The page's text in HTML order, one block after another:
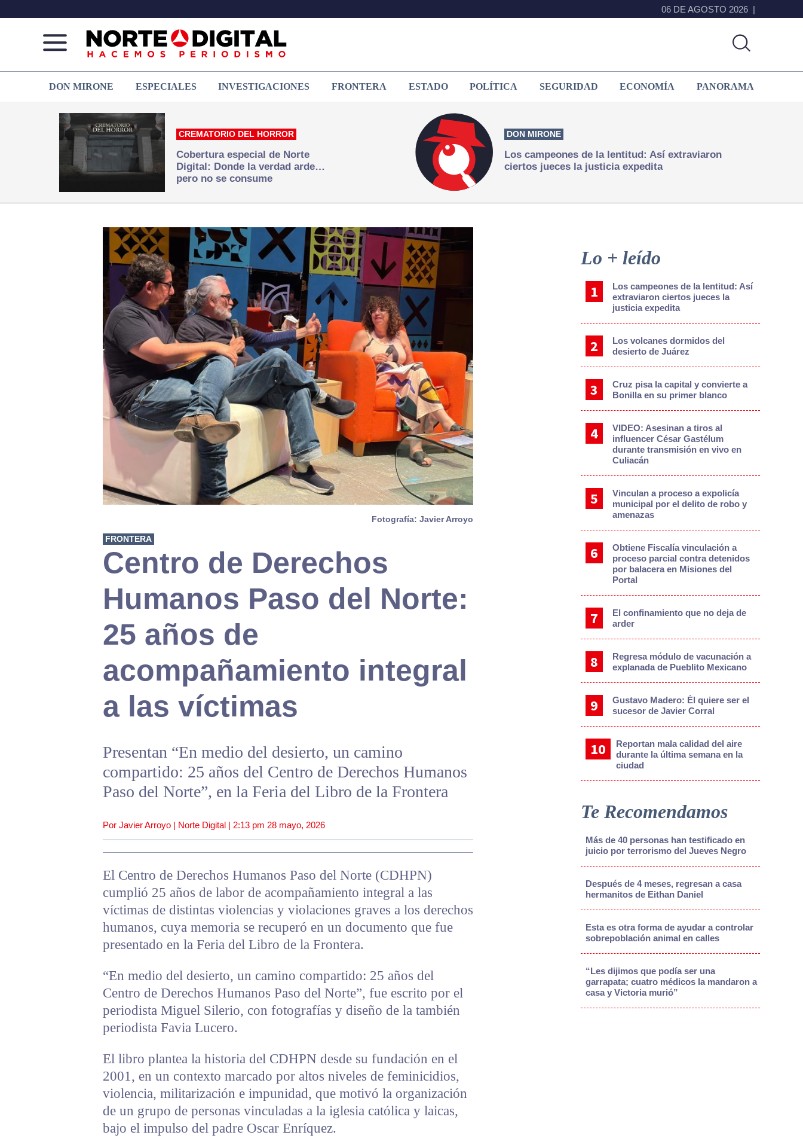
06 DE AGOSTO 2026
de
Juárez
que
hacemos periodismo
DON MIRONE ESPECIALES INVESTIGACIONES FRONTERA ESTADO POLÍTICA SEGURIDAD ECONOMÍA PANORAMA
CREMATORIO DEL HORROR
Cobertura especial de Norte
Digital: Donde la verdad arde…
pero no se consume
DON MIRONE
Los campeones de la lentitud: Así extraviaron
ciertos jueces la justicia expedita
Fotografía: Javier Arroyo
FRONTERA
Centro de Derechos
Humanos Paso del Norte:
25 años de
acompañamiento integral
a las víctimas
Presentan “En medio del desierto, un camino
compartido: 25 años del Centro de Derechos Humanos
Paso del Norte”, en la Feria del Libro de la Frontera
Por Javier Arroyo | Norte Digital | 2:13 pm 28 mayo, 2026
El Centro de Derechos Humanos Paso del Norte (CDHPN)
cumplió 25 años de labor de acompañamiento integral a las
víctimas de distintas violencias y violaciones graves a los derechos
humanos, cuya memoria se recuperó en un documento que fue
presentado en la Feria del Libro de la Frontera.
“En medio del desierto, un camino compartido: 25 años del
Centro de Derechos Humanos Paso del Norte”, fue escrito por el
periodista Miguel Silerio, con fotografías y diseño de la también
periodista Favia Lucero.
El libro plantea la historia del CDHPN desde su fundación en el
2001, en un contexto marcado por altos niveles de feminicidios,
violencia, militarización e impunidad, que motivó la organización
de un grupo de personas vinculadas a la iglesia católica y laicas,
bajo el impulso del padre Oscar Enríquez.
Sidebar
Lo + leído
Los campeones de la lentitud: Así
extraviaron ciertos jueces la
justicia expedita
Los volcanes dormidos del
desierto de Juárez
Cruz pisa la capital y convierte a
Bonilla en su primer blanco
VIDEO: Asesinan a tiros al
influencer César Gastélum
durante transmisión en vivo en
Culiacán
Vinculan a proceso a expolicía
municipal por el delito de robo y
amenazas
Obtiene Fiscalía vinculación a
proceso parcial contra detenidos
por balacera en Misiones del
Portal
El confinamiento que no deja de
arder
Regresa módulo de vacunación a
explanada de Pueblito Mexicano
Gustavo Madero: Él quiere ser el
sucesor de Javier Corral
Reportan mala calidad del aire
durante la última semana en la
ciudad
Te Recomendamos
Más de 40 personas han testificado en
juicio por terrorismo del Jueves Negro
Después de 4 meses, regresan a casa
hermanitos de Eithan Daniel
Esta es otra forma de ayudar a controlar
sobrepoblación animal en calles
“Les dijimos que podía ser una
garrapata; cuatro médicos la mandaron a
casa y Victoria murió”